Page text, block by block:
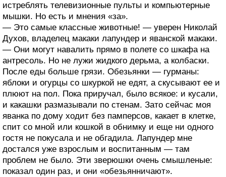
истреблять телевизионные пульты и компьютерные
мышки. Но есть и мнения «за».
— Это самые классные животные! — уверен Николай
Духов, владелец макаки лапундер и яванской макаки.
— Они могут навалить прямо в полете со шкафа на
антресоль. Но не лужи жидкого дерьма, а колбаски.
После еды больше грязи. Обезьянки — гурманы:
яблоки и огурцы со шкуркой не едят, а скусывают ее и
плюют на пол. Пока приручал, было всякое: и кусали,
и какашки размазывали по стенам. Зато сейчас моя
яванка по дому ходит без памперсов, какает в клетке,
спит со мной или кошкой в обнимку и еще ни одного
гостя не покусала и не обгадила. Лапундер мне
достался уже взрослым и воспитанным — там
проблем не было. Эти зверюшки очень смышленые:
показал один раз, и они «обезьянничают».